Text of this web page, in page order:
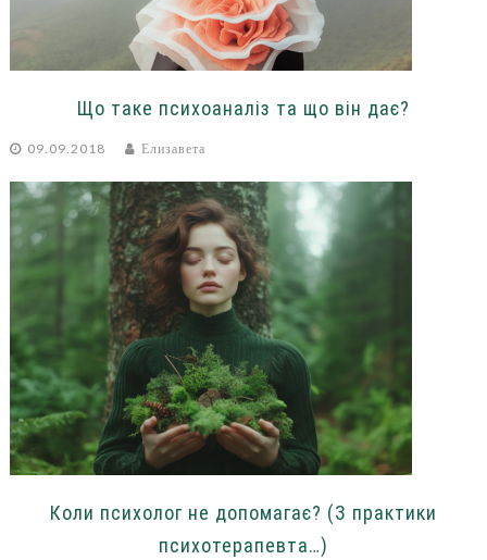
Що таке психоаналіз та що він дає?
09.09.2018 Елизавета
Коли психолог не допомагає? (З практики
психотерапевта…)